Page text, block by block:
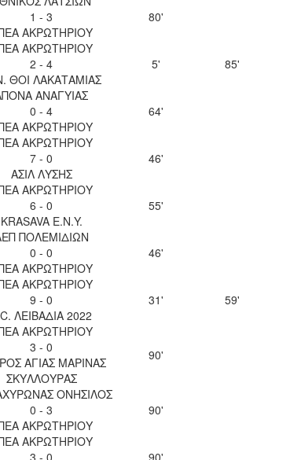
1 - 3
ΑΚΡΩΤΗΡΙΟΥ
80'
ΑΚΡΩΤΗΡΙΟΥ
2 - 4
ΘΟΙ ΛΑΚΑΤΑΜΙΑΣ
5'
85'
ΑΝΑΓΥΙΑΣ
0 - 4
ΑΚΡΩΤΗΡΙΟΥ
64'
ΑΚΡΩΤΗΡΙΟΥ
7 - 0
ΑΣΙΛ ΛΥΣΗΣ
46'
ΑΚΡΩΤΗΡΙΟΥ
6 - 0
KRASAVA Ε.Ν.Y.
55'
ΠΟΛΕΜΙΔΙΩΝ
0 - 0
ΑΚΡΩΤΗΡΙΟΥ
46'
ΑΚΡΩΤΗΡΙΟΥ
9 - 0
ΛΕΙΒΑΔΙΑ 2022
31' 59'
ΑΚΡΩΤΗΡΙΟΥ
3 - 0
ΑΓΙΑΣ ΜΑΡΙΝΑΣ
ΣΚΥΛΛΟΥΡΑΣ
90'
ΟΝΗΣΙΛΟΣ
0 - 3
ΑΚΡΩΤΗΡΙΟΥ
90'
ΑΚΡΩΤΗΡΙΟΥ